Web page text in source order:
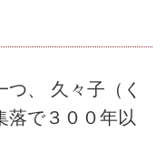
、 久々子（く
落で３００年以